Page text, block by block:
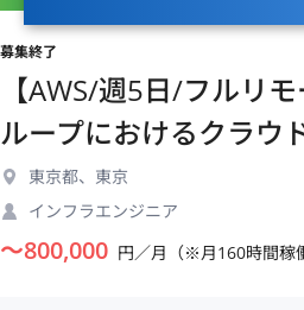
募集終了
【AWS/週5日/フルリ
ループにおけるクラウ
東京都、東京
インフラエンジニア
〜800,000 円／月（※月160時間稼